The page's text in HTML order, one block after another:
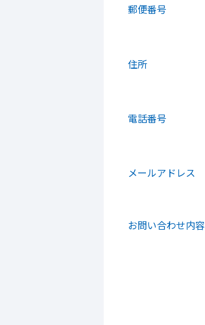
郵便番号
住所
電話番号
メールアドレス
お問い合わせ内容